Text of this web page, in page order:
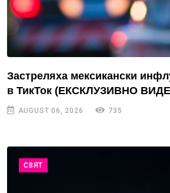
Застреляха мексикански
в ТикТок (ЕКСКЛУЗИВНО
AUGUST 06, 2026 735
СВЯТ